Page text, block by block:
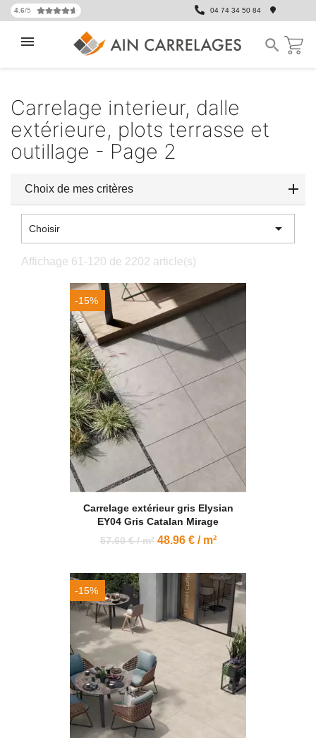
4.6/5 04 74 34 50 84

Carrelage interieur, dalle
extérieure, plots terrasse et
outillage - Page 2
Choix de mes critères
Choisir 
Affichage 61-120 de 2202 article(s)
Carrelage extérieur gris Elysian
EY04 Gris Catalan Mirage
57.60 € / m² 48.96 € / m²
-15%
-15%